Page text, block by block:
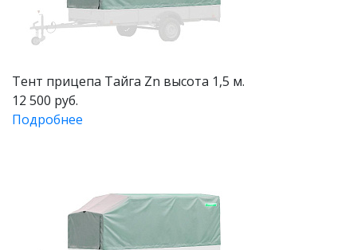
Тент прицепа Тайга Zn высота 1,5 м.
12 500 руб.
Подробнее